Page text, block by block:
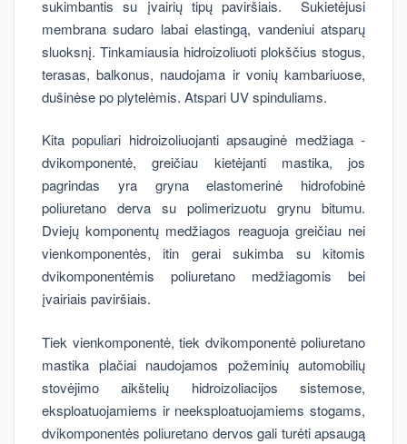
sukimbantis su įvairių tipų paviršiais. Sukietėjusi
membrana sudaro labai elastingą, vandeniui atsparų
sluoksnį. Tinkamiausia hidroizoliuoti plokščius stogus,
terasas, balkonus, naudojama ir vonių kambariuose,
dušinėse po plytelėmis. Atspari UV spinduliams.
Kita populiari hidroizoliuojanti apsauginė medžiaga -
dvikomponentė, greičiau kietėjanti mastika, jos
pagrindas yra gryna elastomerinė hidrofobinė
poliuretano derva su polimerizuotu grynu bitumu.
Dviejų komponentų medžiagos reaguoja greičiau nei
vienkomponentės, itin gerai sukimba su kitomis
dvikomponentėmis poliuretano medžiagomis bei
įvairiais paviršiais.
Tiek vienkomponentė, tiek dvikomponentė poliuretano
mastika plačiai naudojamos požeminių automobilių
stovėjimo aikštelių hidroizoliacijos sistemose,
eksploatuojamiems ir neeksploatuojamiems stogams,
dvikomponentės poliuretano dervos gali turėti apsaugą